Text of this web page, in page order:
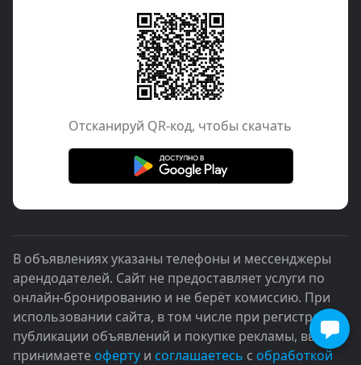
Отcканируй QR-код, чтобы скачать
В объявлениях указаны телефоны и мессенджеры
арендодателей. Сайт не предоставляет услуги по
онлайн-бронированию и не берёт комиссию. При
использовании сайта, в том числе при регистрации,
публикации объявлений и покупке рекламы, вы
принимаете оферту и соглашаетесь с обработкой